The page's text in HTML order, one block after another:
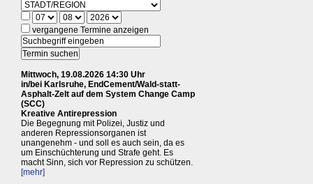
vergangene Termine anzeigen
Mittwoch, 19.08.2026 14:30 Uhr
in/bei Karlsruhe, EndCement/Wald-statt-
Asphalt-Zelt auf dem System Change Camp
(SCC)
Kreative Antirepression
Die Begegnung mit Polizei, Justiz und
anderen Repressionsorganen ist
unangenehm - und soll es auch sein, da es
um Einschüchterung und Strafe geht. Es
macht Sinn, sich vor Repression zu schützen.
[mehr]